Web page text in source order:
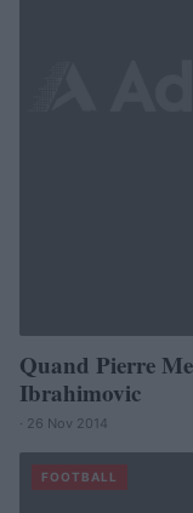
Quand Pierre
Ibrahimovic
· 26 Nov 2014
FOOTBALL